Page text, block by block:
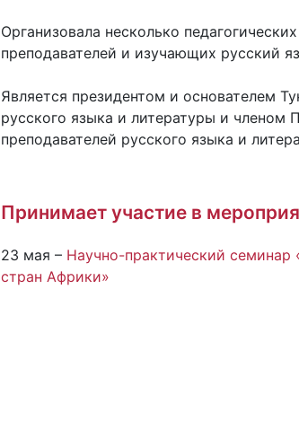
Организовала несколько
преподавателей и изучающих русский
Является президентом и основателем
русского языка и литературы и
преподавателей русского языка и
Принимает участие в
23 мая – Научно-практический
стран Африки»